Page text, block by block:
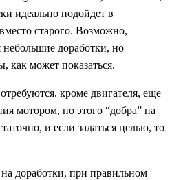
идеально подойдет в
старого. Возможно,
небольшие доработки, но
как может показаться.
кроме двигателя, еще
мотором, но этого “добра” на
и если задаться целью, то
доработки, при правильном